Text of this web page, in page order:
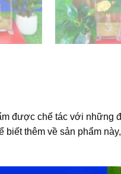
được chế tác với những
thêm về sản phẩm